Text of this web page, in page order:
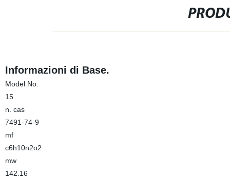
Informazioni di Base.
Model No.
15
n. cas
7491-74-9
mf
c6h10n2o2
mw
142.16